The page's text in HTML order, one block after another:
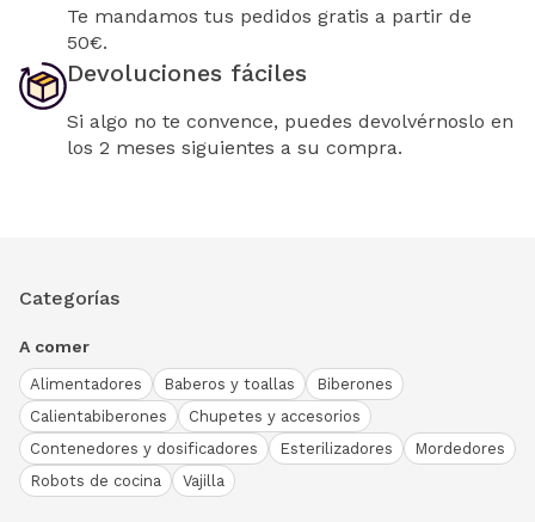
Te mandamos tus pedidos gratis a partir de
50€.
Devoluciones fáciles
Si algo no te convence, puedes devolvérnoslo en
los 2 meses siguientes a su compra.
Categorías
A comer
Alimentadores Baberos y toallas
Biberones
Calientabiberones
Chupetes y accesorios
Contenedores y dosificadores
Esterilizadores
Mordedores
Robots de cocina
Vajilla